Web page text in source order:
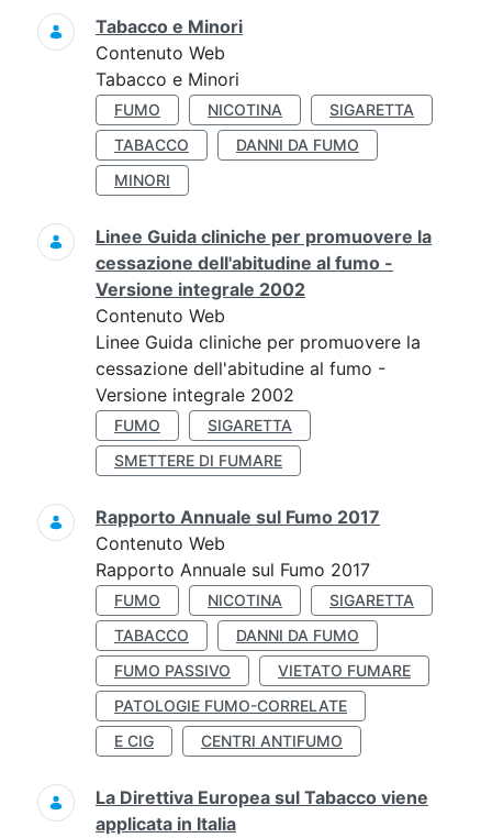
Tabacco e Minori
Contenuto Web
Tabacco e Minori
FUMO NICOTINA
SIGARETTA
TABACCO
DANNI DA FUMO
MINORI
Linee Guida cliniche per promuovere la
cessazione dell'abitudine al fumo -
Versione integrale 2002
Contenuto Web
Linee Guida cliniche per promuovere la
cessazione dell'abitudine al fumo -
Versione integrale 2002
FUMO
SIGARETTA
SMETTERE DI FUMARE
Rapporto Annuale sul Fumo 2017
Contenuto Web
Rapporto Annuale sul Fumo 2017
FUMO NICOTINA
SIGARETTA
TABACCO
DANNI DA FUMO
FUMO PASSIVO
VIETATO FUMARE
PATOLOGIE FUMO-CORRELATE
E CIG
CENTRI ANTIFUMO
La Direttiva Europea sul Tabacco viene
applicata in Italia